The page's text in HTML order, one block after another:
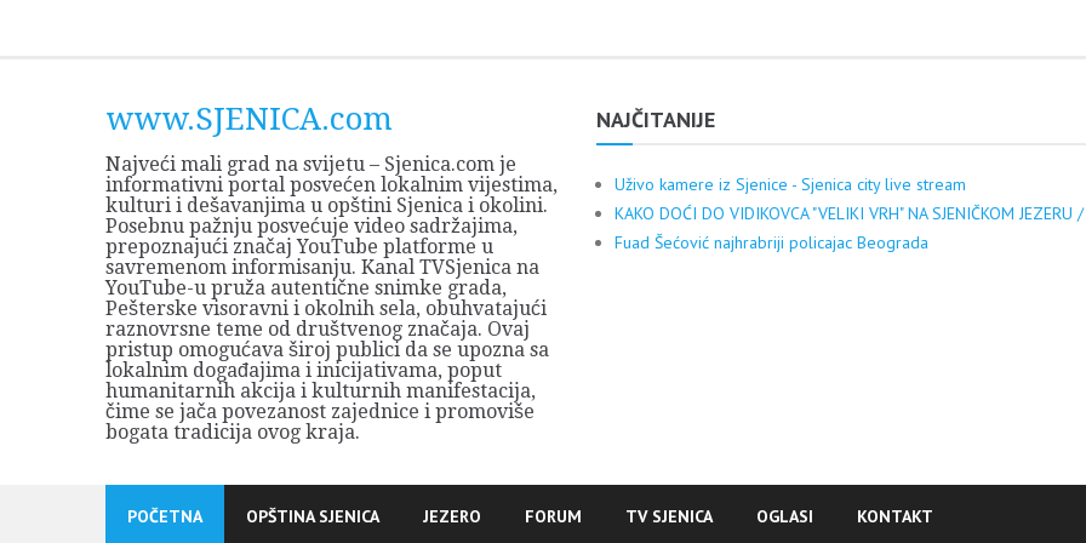
www.SJENICA.com
Najveći mali grad na svijetu – Sjenica.com je
informativni portal posvećen lokalnim vijestima,
kulturi i dešavanjima u opštini Sjenica i okolini.
Posebnu pažnju posvećuje video sadržajima,
prepoznajući značaj YouTube platforme u
savremenom informisanju. Kanal TVSjenica na
YouTube-u pruža autentične snimke grada,
Pešterske visoravni i okolnih sela, obuhvatajući
raznovrsne teme od društvenog značaja. Ovaj
pristup omogućava široj publici da se upozna sa
lokalnim događajima i inicijativama, poput
humanitarnih akcija i kulturnih manifestacija,
čime se jača povezanost zajednice i promoviše
bogata tradicija ovog kraja.
NAJČITANIJE
Uživo kamere iz Sjenice - Sjenica city live stream
KAKO DOĆI DO VIDIKOVCA "VELIKI VRH" NA SJENIČKOM
Fuad Šećović najhrabriji policajac Beograda
POČETNA OPŠTINA SJENICA JEZERO FORUM TV SJENICA OGLASI KONTAKT